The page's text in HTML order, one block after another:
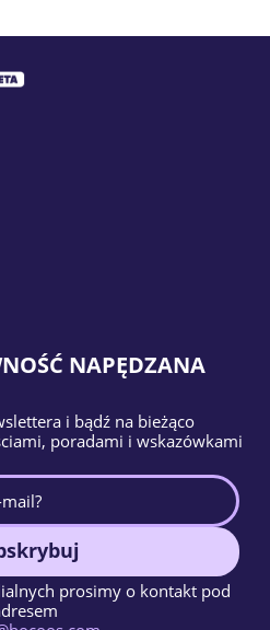
NAPĘDZANA
i bądź na bieżąco
poradami i wskazówkami
prosimy o kontakt pod